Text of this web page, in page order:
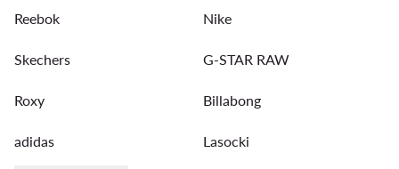
Reebok Nike
Skechers G-STAR RAW
Roxy Billabong
adidas Lasocki